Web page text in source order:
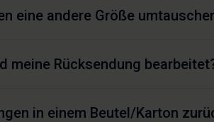
eine andere Größe
meine Rücksendung
in einem Beutel/Karton